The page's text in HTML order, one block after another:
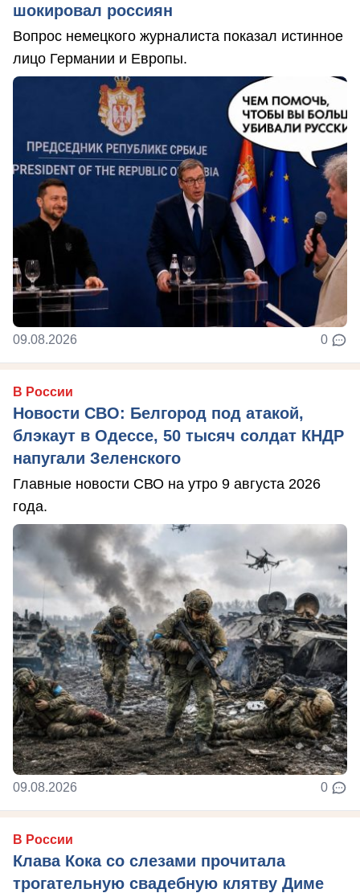
шокировал россиян
Вопрос немецкого журналиста показал истинное
лицо Германии и Европы.
09.08.2026 0
В России
Новости СВО: Белгород под атакой,
блэкаут в Одессе, 50 тысяч солдат КНДР
напугали Зеленского
Главные новости СВО на утро 9 августа 2026
года.
09.08.2026 0
В России
Клава Кока со слезами прочитала
трогательную свадебную клятву Диме